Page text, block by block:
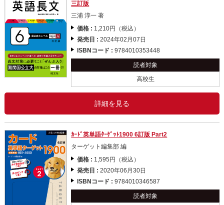
三訂版
三浦 淳一 著
価格 : 1,210円（税込）
発売日 :2024年02月07日
ISBNコード :9784010353448
読者対象
高校生
詳細を見る
ｶｰﾄﾞ英単語ﾀｰｹﾞｯﾄ1900 6訂版 Part2
ターゲット編集部 編
価格 : 1,595円（税込）
発売日 :2020年06月30日
ISBNコード :9784010346587
読者対象